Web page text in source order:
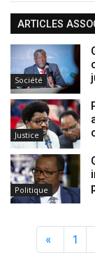
ARTICLES
Société
Justice
Politique
« 1